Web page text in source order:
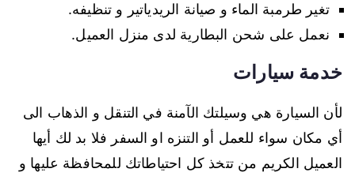
تغير طرمبة الماء و صيانة الريدياتير و تنظيفه.
نعمل على شحن البطارية لدى منزل العميل.
خدمة سيارات
لأن السيارة هي وسيلتك الآمنة في التنقل و الذهاب الى
أي مكان سواء للعمل أو التنزه او السفر فلا بد لك أيها
العميل الكريم من تتخذ كل احتياطاتك للمحافظة عليها و